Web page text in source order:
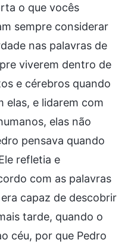
o que vocês
sempre considerar
nas palavras de
viverem dentro de
e cérebros quando
elas, e lidarem com
elas não
pensava quando
refletia e
com as palavras
capaz de descobrir
tarde, quando o
céu, por que Pedro